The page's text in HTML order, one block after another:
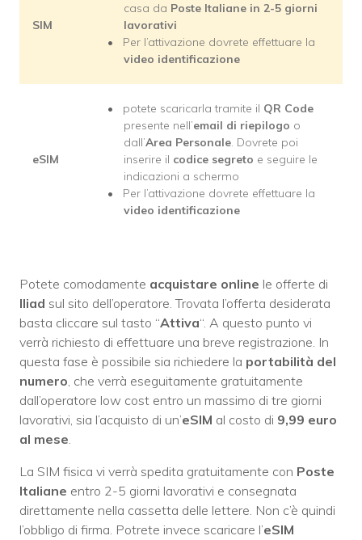
SIM
casa da Poste Italiane in 2-5 giorni
lavorativi
Per l’attivazione dovrete effettuare la
video identificazione
eSIM
potete scaricarla tramite il QR Code
presente nell’email di riepilogo o
dall’Area Personale. Dovrete poi
inserire il codice segreto e seguire le
indicazioni a schermo
Per l’attivazione dovrete effettuare la
video identificazione
Potete comodamente acquistare online le offerte di
Iliad sul sito dell’operatore. Trovata l’offerta desiderata
basta cliccare sul tasto “Attiva“. A questo punto vi
verrà richiesto di effettuare una breve registrazione. In
questa fase è possibile sia richiedere la portabilità del
numero, che verrà eseguitamente gratuitamente
dall’operatore low cost entro un massimo di tre giorni
lavorativi, sia l’acquisto di un’eSIM al costo di 9,99 euro
al mese.
La SIM fisica vi verrà spedita gratuitamente con Poste
Italiane entro 2-5 giorni lavorativi e consegnata
direttamente nella cassetta delle lettere. Non c’è quindi
l’obbligo di firma. Potrete invece scaricare l’eSIM